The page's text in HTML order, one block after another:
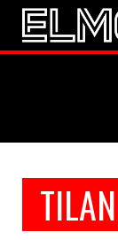
JÄÄKIEKKO
PESÄPALLO